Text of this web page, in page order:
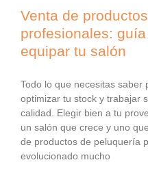
Venta de
profesionales:
equipar tu salón
Todo lo que necesitas saber
optimizar tu stock y trabajar
calidad. Elegir bien a tu
un salón que crece y uno
de productos de peluquería
evolucionado mucho